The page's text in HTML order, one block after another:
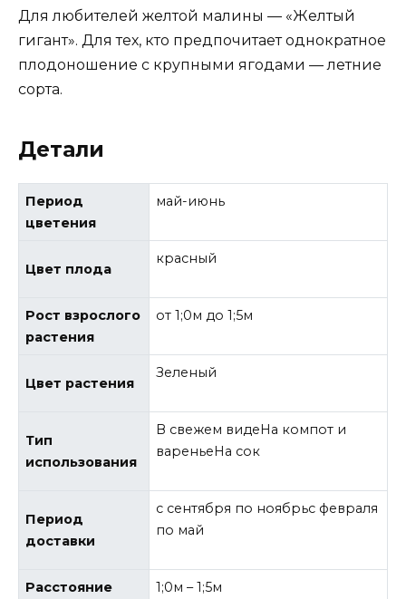
Для любителей желтой малины — «Желтый
гигант». Для тех, кто предпочитает однократное
плодоношение с крупными ягодами — летние
сорта.
Детали
Период
цветения
май-июнь
Цвет плода
красный
Рост взрослого
растения
от 1;0м до 1;5м
Цвет растения
Зеленый
Тип
использования
В свежем видеНа компот и
вареньеНа сок
Период
доставки
с сентября по ноябрьс февраля
по май
Расстояние
1;0м – 1;5м